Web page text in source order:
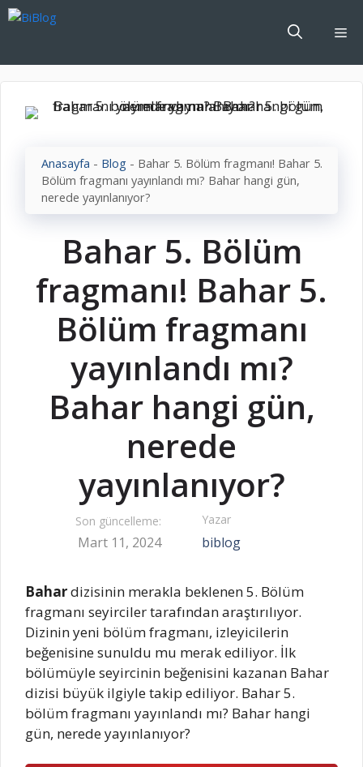
İçeriğe
Anasayfa - Blog - Bahar 5. Bölüm fragmanı! Bahar 5.
Bölüm fragmanı yayınlandı mı? Bahar hangi gün,
nerede yayınlanıyor?
Bahar 5. Bölüm
fragmanı! Bahar 5.
Bölüm fragmanı
yayınlandı mı?
Bahar hangi gün,
nerede
yayınlanıyor?
Son güncelleme:
Mart 11, 2024
Yazar
biblog
Bahardizisinin merakla beklenen 5. Bölüm
fragmanı seyirciler tarafından araştırılıyor.
Dizinin yeni bölüm fragmanı, izleyicilerin
beğenisine sunuldu mu merak ediliyor. İlk
bölümüyle seyircinin beğenisini kazanan Bahar
dizisi büyük ilgiyle takip ediliyor. Bahar 5.
bölüm fragmanı yayınlandı mı? Bahar hangi
gün, nerede yayınlanıyor?